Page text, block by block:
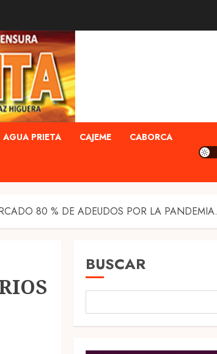
AGUA PRIETA CAJEME CABORCA
80 % DE ADEUDOS POR LA PANDEMIA.
BUSCAR